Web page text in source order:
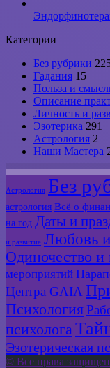
Категории
Без рубрики
Гадания 15
Польза и
Описание
Личность и
Эзотерика 291
Астрология 2
Наши Мастера
Астрология Без
астрология Всё о
на год Даты и
и развитие Любовь
Одиночество и
мероприятий
Центра GAIA
Психология
психолога
Эзотерическая
© Все права